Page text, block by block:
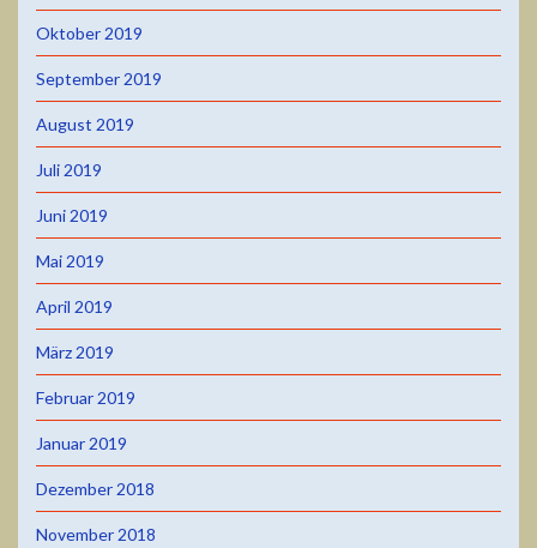
Oktober 2019
September 2019
August 2019
Juli 2019
Juni 2019
Mai 2019
April 2019
März 2019
Februar 2019
Januar 2019
Dezember 2018
November 2018